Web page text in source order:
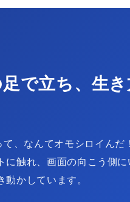
で立ち、生
、なんてオモシロイんだ
に触れ、画面の向こう側
かしています。